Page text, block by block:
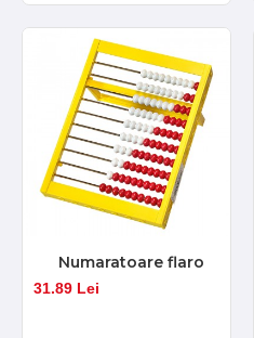
Numaratoare flaro
31.89 Lei